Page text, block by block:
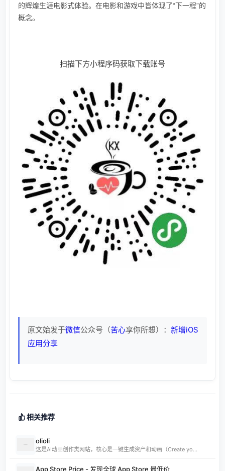
的辉煌生涯电影式体验。在电影和游戏中皆体现了“下一程”的
概念。
扫描下方小程序码获取下载账号
原文始发于微信公众号（苦心享你所想）： 新增iOS
应用分享
相关推荐
olioli
这是AI动画创作类网站，核心是一键生成资产和动画（Create yo...
App Store Price - 发现全球 App Store 最低价